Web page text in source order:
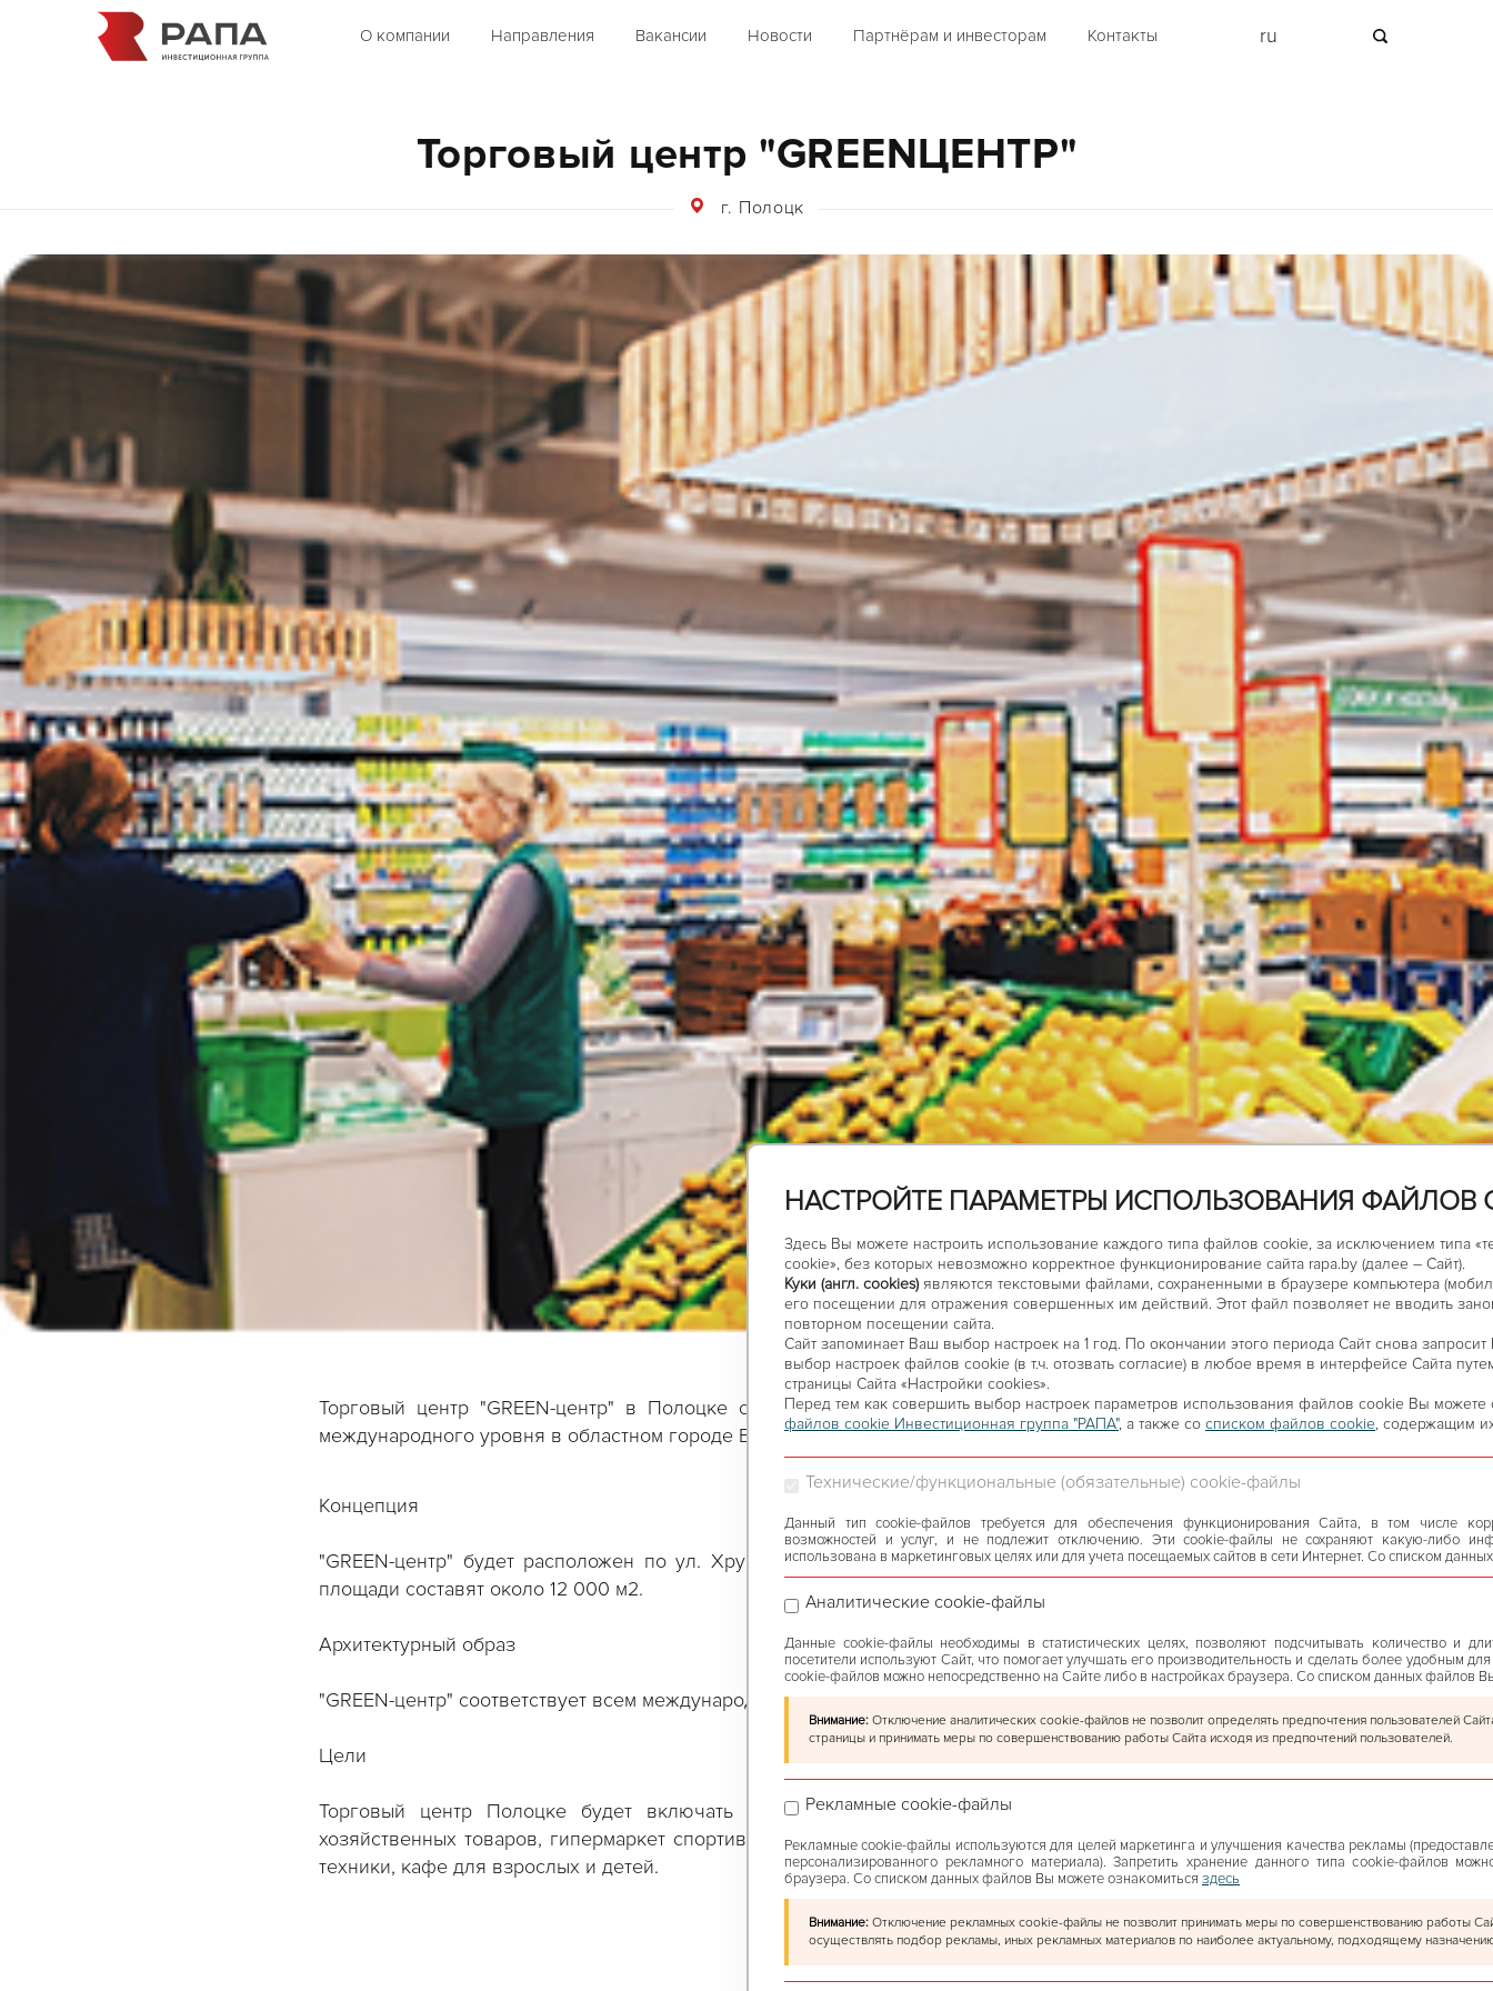
О компании Направления Вакансии Новости Партнёрам и инвесторам Контакты ru
Торговый центр "GREENЦЕНТР"
г. Полоцк
Торговый центр "GREEN-центр" в Полоцке станет отличным примером торгового центра
международного уровня в областном городе Беларуси.
Концепция
"GREEN-центр" будет расположен по ул. Хруцкого в микрорайоне “АЭРОПОРТ”. Торговые
площади составят около 12 000 м2.
Архитектурный образ
"GREEN-центр" соответствует всем международным стандартам архитектуры.
Цели
Торговый центр Полоцке будет включать в себя: гипермаркет "GREEN", гипермаркет
хозяйственных товаров, гипермаркет спортивных товаров, магазин электроники и бытовой
техники, кафе для взрослых и детей.
НАСТРОЙТЕ ПАРАМЕТРЫ ИСПОЛЬЗОВАНИЯ ФАЙЛОВ
Здесь Вы можете настроить использование каждого типа файлов cookie, за исключением типа
cookie», без которых невозможно корректное функционирование сайта rapa.by (далее – Сайт).
Куки (англ. cookies) являются текстовыми файлами, сохраненными в браузере компьютера
его посещении для отражения совершенных им действий. Этот файл позволяет не вводить
повторном посещении сайта.
Сайт запоминает Ваш выбор настроек на 1 год. По окончании этого периода Сайт снова
выбор настроек файлов сookie (в т.ч. отозвать согласие) в любое время в интерфейсе Сайта
страницы Сайта «Настройки cookies».
Перед тем как совершить выбор настроек параметров использования файлов сookie Вы можете
файлов cookie Инвестиционная группа "РАПА", а также co списком файлов cookie, содержащим
Технические/функциональные (обязательные) cookie-файлы
Данный тип cookie-файлов требуется для обеспечения функционирования Сайта, в том числе
возможностей и услуг, и не подлежит отключению. Эти сookie-файлы не сохраняют какую-либо
использована в маркетинговых целях или для учета посещаемых сайтов в сети Интернет. Со списком
Аналитические cookie-файлы
Данные cookie-файлы необходимы в статистических целях, позволяют подсчитывать количество и
посетители используют Сайт, что помогает улучшать его производительность и сделать более удобным
cookie-файлов можно непосредственно на Сайте либо в настройках браузера. Со списком данных файлов
Внимание: Отключение аналитических cookie-файлов не позволит определять предпочтения пользователей
страницы и принимать меры по совершенствованию работы Сайта исходя из предпочтений пользователей.
Рекламные cookie-файлы
Рекламные cookie-файлы используются для целей маркетинга и улучшения качества рекламы
персонализированного рекламного материала). Запретить хранение данного типа cookie-файлов
браузера. Со списком данных файлов Вы можете ознакомиться здесь
Внимание: Отключение рекламных cookie-файлы не позволит принимать меры по совершенствованию работы
осуществлять подбор рекламы, иных рекламных материалов по наиболее актуальному, подходящему